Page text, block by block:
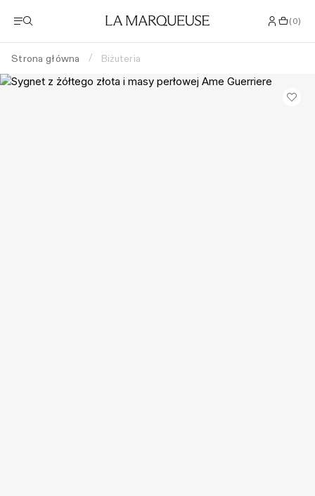
(0)
Strona główna / Biżuteria